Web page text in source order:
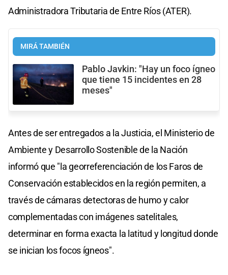
Administradora Tributaria de Entre Ríos (ATER).
MIRÁ TAMBIÉN
Pablo Javkin: "Hay un foco ígneo
que tiene 15 incidentes en 28
meses"
Antes de ser entregados a la Justicia, el Ministerio de
Ambiente y Desarrollo Sostenible de la Nación
informó que "la georreferenciación de los Faros de
Conservación establecidos en la región permiten, a
través de cámaras detectoras de humo y calor
complementadas con imágenes satelitales,
determinar en forma exacta la latitud y longitud donde
se inician los focos ígneos".